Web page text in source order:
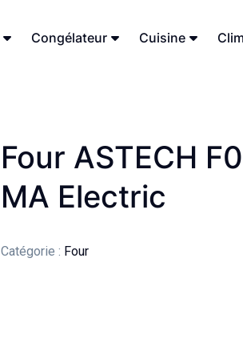
Congélateur Cuisine
Four ASTECH
MA Electric
Catégorie : Four